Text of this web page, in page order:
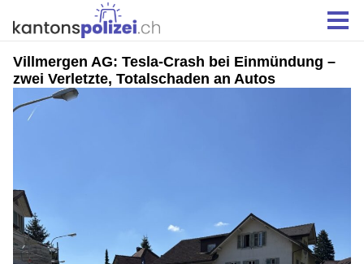
Villmergen AG: Tesla-Crash bei Einmündung –
zwei Verletzte, Totalschaden an Autos